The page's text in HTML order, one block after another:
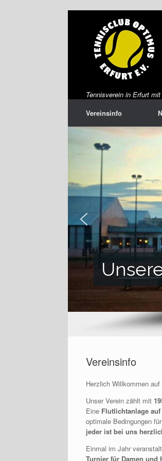
Tennisverein in Erfurt
Vereinsinfo
Vereinsinfo
Herzlich Willkommen
Unser Verein zählt mit
Eine Flutlichtanlage auf
optimale Bedingungen
jeder ist bei uns
Einmal im Jahr
Turnier für Damen und